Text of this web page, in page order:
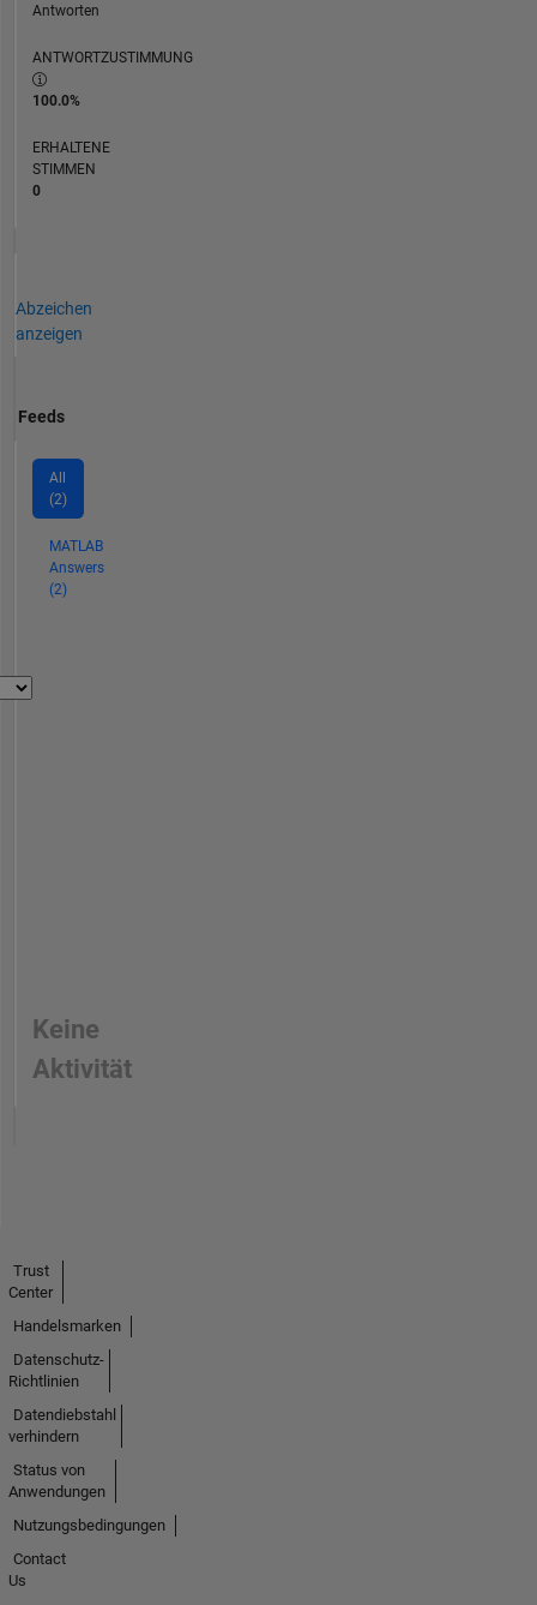
Antworten
ANTWORTZUSTIMMUNG
100.0%
ERHALTENE
STIMMEN
0
Abzeichen
anzeigen
Feeds
All
(2)
MATLAB
Answers
(2)
Keine
Aktivität
Trust
Center
Handelsmarken
Datenschutz-
Richtlinien
Datendiebstahl
verhindern
Status von
Anwendungen
Nutzungsbedingungen
Contact
Us